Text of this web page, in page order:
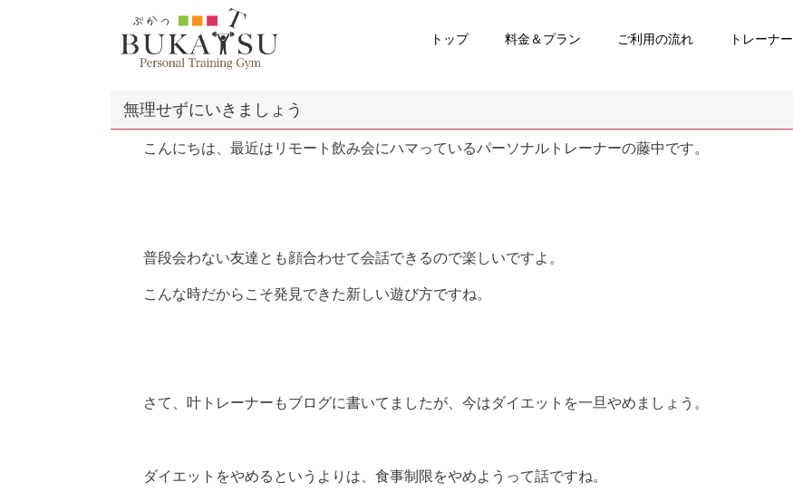
トップ 料金＆プラン ご利用の流れ トレーナー
無理せずにいきましょう
こんにちは、最近はリモート飲み会にハマっているパーソナルトレーナーの藤中です。
普段会わない友達とも顔合わせて会話できるので楽しいですよ。
こんな時だからこそ発見できた新しい遊び方ですね。
さて、叶トレーナーもブログに書いてましたが、今はダイエットを一旦やめましょう。
ダイエットをやめるというよりは、食事制限をやめようって話ですね。